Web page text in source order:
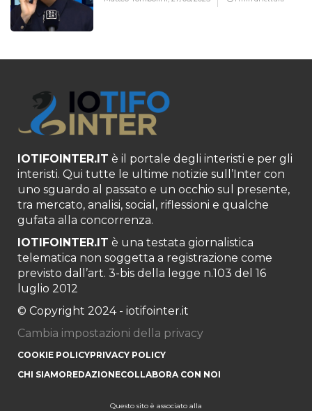
IOTIFOINTER.IT è il portale degli interisti e per gli
interisti. Qui tutte le ultime notizie sull’Inter con
uno sguardo al passato e un occhio sul presente,
tra mercato, analisi, social, riflessioni e qualche
gufata alla concorrenza.
IOTIFOINTER.IT è una testata giornalistica
telematica non soggetta a registrazione come
previsto dall’art. 3-bis della legge n.103 del 16
luglio 2012
© Copyright 2024 - iotifointer.it
Cambia impostazioni della privacy
COOKIE POLICYPRIVACY POLICY
CHI SIAMOREDAZIONECOLLABORA CON NOI
Questo sito è associato alla